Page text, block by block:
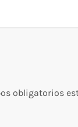
obligatorios